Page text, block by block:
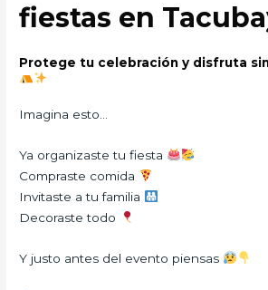
fiestas en
Protege tu celebración y disfruta
Imagina esto…
Ya organizaste tu fiesta
Compraste comida
Invitaste a tu familia
Decoraste todo
Y justo antes del evento piensas